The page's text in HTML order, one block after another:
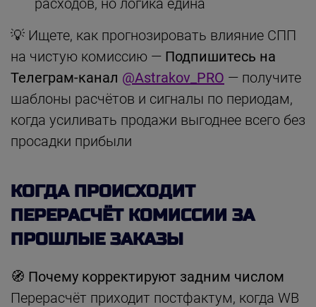
💡 Ищете, как прогнозировать влияние СПП
на чистую комиссию — Подпишитесь на
Телеграм-канал @Astrakov_PRO — получите
шаблоны расчётов и сигналы по периодам,
когда усиливать продажи выгоднее всего без
просадки прибыли
КОГДА ПРОИСХОДИТ
ПЕРЕРАСЧЁТ КОМИССИИ ЗА
ПРОШЛЫЕ ЗАКАЗЫ
🧭 Почему корректируют задним числом
Перерасчёт приходит постфактум, когда WB